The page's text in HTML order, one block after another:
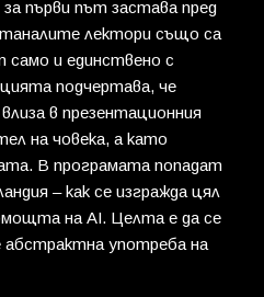
първи път застава пред
лектори също са
само и единствено с
подчертава, че
в презентационния
на човека, а като
В програмата попадат
– как се изгражда цял
на AI. Целта е да се
абстрактна употреба на